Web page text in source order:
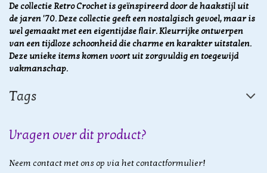
De collectie Retro Crochet is geïnspireerd door de haakstijl uit
de jaren '70. Deze collectie geeft een nostalgisch gevoel, maar is
wel gemaakt met een eigentijdse flair. Kleurrijke ontwerpen
van een tijdloze schoonheid die charme en karakter uitstalen.
Deze unieke items komen voort uit zorgvuldig en toegewijd
vakmanschap.
Tags
Vragen over dit product?
Neem contact met ons op via het contactformulier!